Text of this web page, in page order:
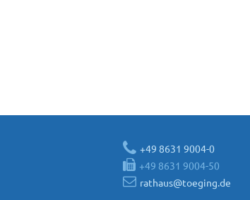
+49 8631 9004-0
+49 8631 9004-50
rathaus@toeging.de